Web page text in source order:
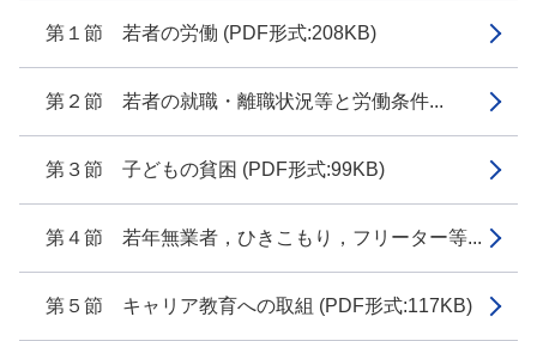
第１節 若者の労働 (PDF形式:208KB)
第２節 若者の就職・離職状況等と労働条件...
第３節 子どもの貧困 (PDF形式:99KB)
第４節 若年無業者，ひきこもり，フリーター等...
第５節 キャリア教育への取組 (PDF形式:117KB)